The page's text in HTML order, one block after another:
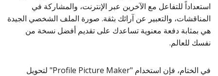
استعداداً للتفاعل مع الآخرين عبر الإنترنت، والمشاركة في
المناقشات، والتعبير عن آرائك بثقة. صورة الملف الشخصي الجيدة
هي بمثابة دفعة معنوية تساعدك على تقديم أفضل نسخة من
نفسك للعالم.
في الختام، فإن استخدام "Profile Picture Maker" لتحويل